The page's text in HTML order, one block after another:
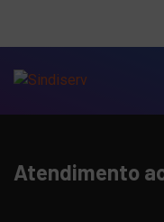
Atendimento